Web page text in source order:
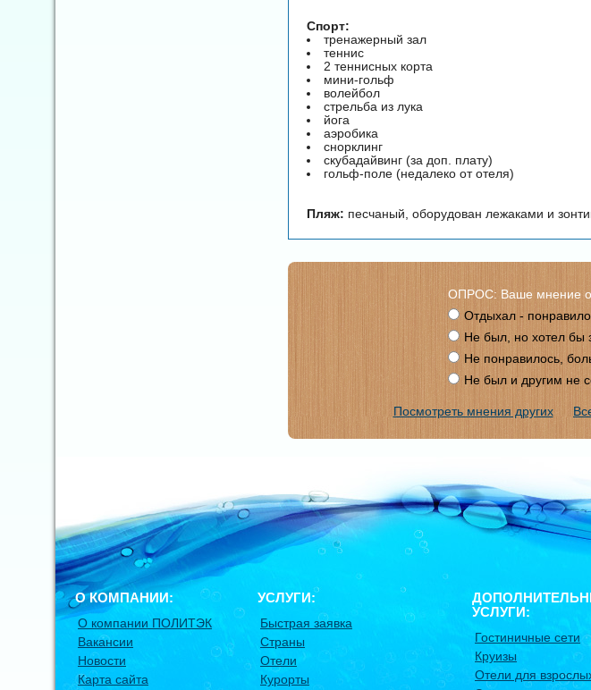
Спорт:
тренажерный зал
теннис
2 теннисных корта
мини-гольф
волейбол
стрельба из лука
йога
аэробика
снорклинг
скубадайвинг (за доп. плату)
гольф-поле (недалеко от отеля)
Пляж: песчаный, оборудован лежаками и
ОПРОС: Ваше мнение
Отдыхал -
Не был, но хотел бы
Не понравилось,
Не был и другим не
Посмотреть мнения других
О КОМПАНИИ:
О компании ПОЛИТЭК
Вакансии
Новости
Карта сайта
УСЛУГИ:
Быстрая заявка
Страны
Отели
Курорты
УСЛУГИ:
Гостиничные сети
Круизы
Отели для